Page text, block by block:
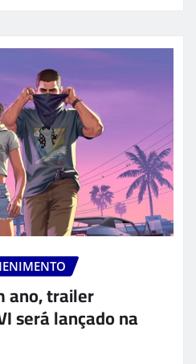
ano, trailer
será lançado na